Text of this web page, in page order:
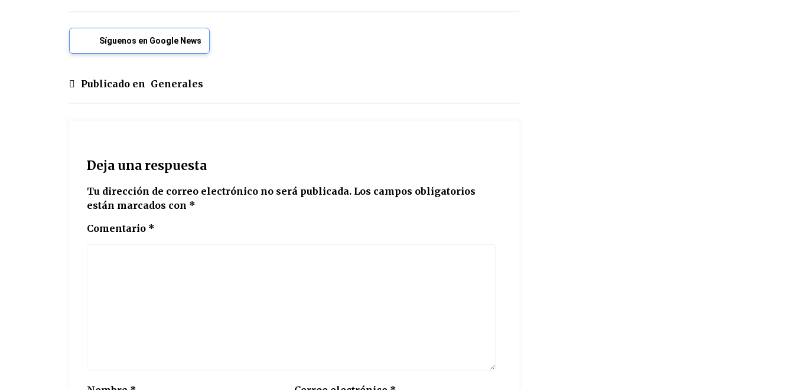
Síguenos en Google News
Publicado en Generales
Deja una respuesta
Tu dirección de correo electrónico no será publicada. Los campos obligatorios
están marcados con *
Comentario *